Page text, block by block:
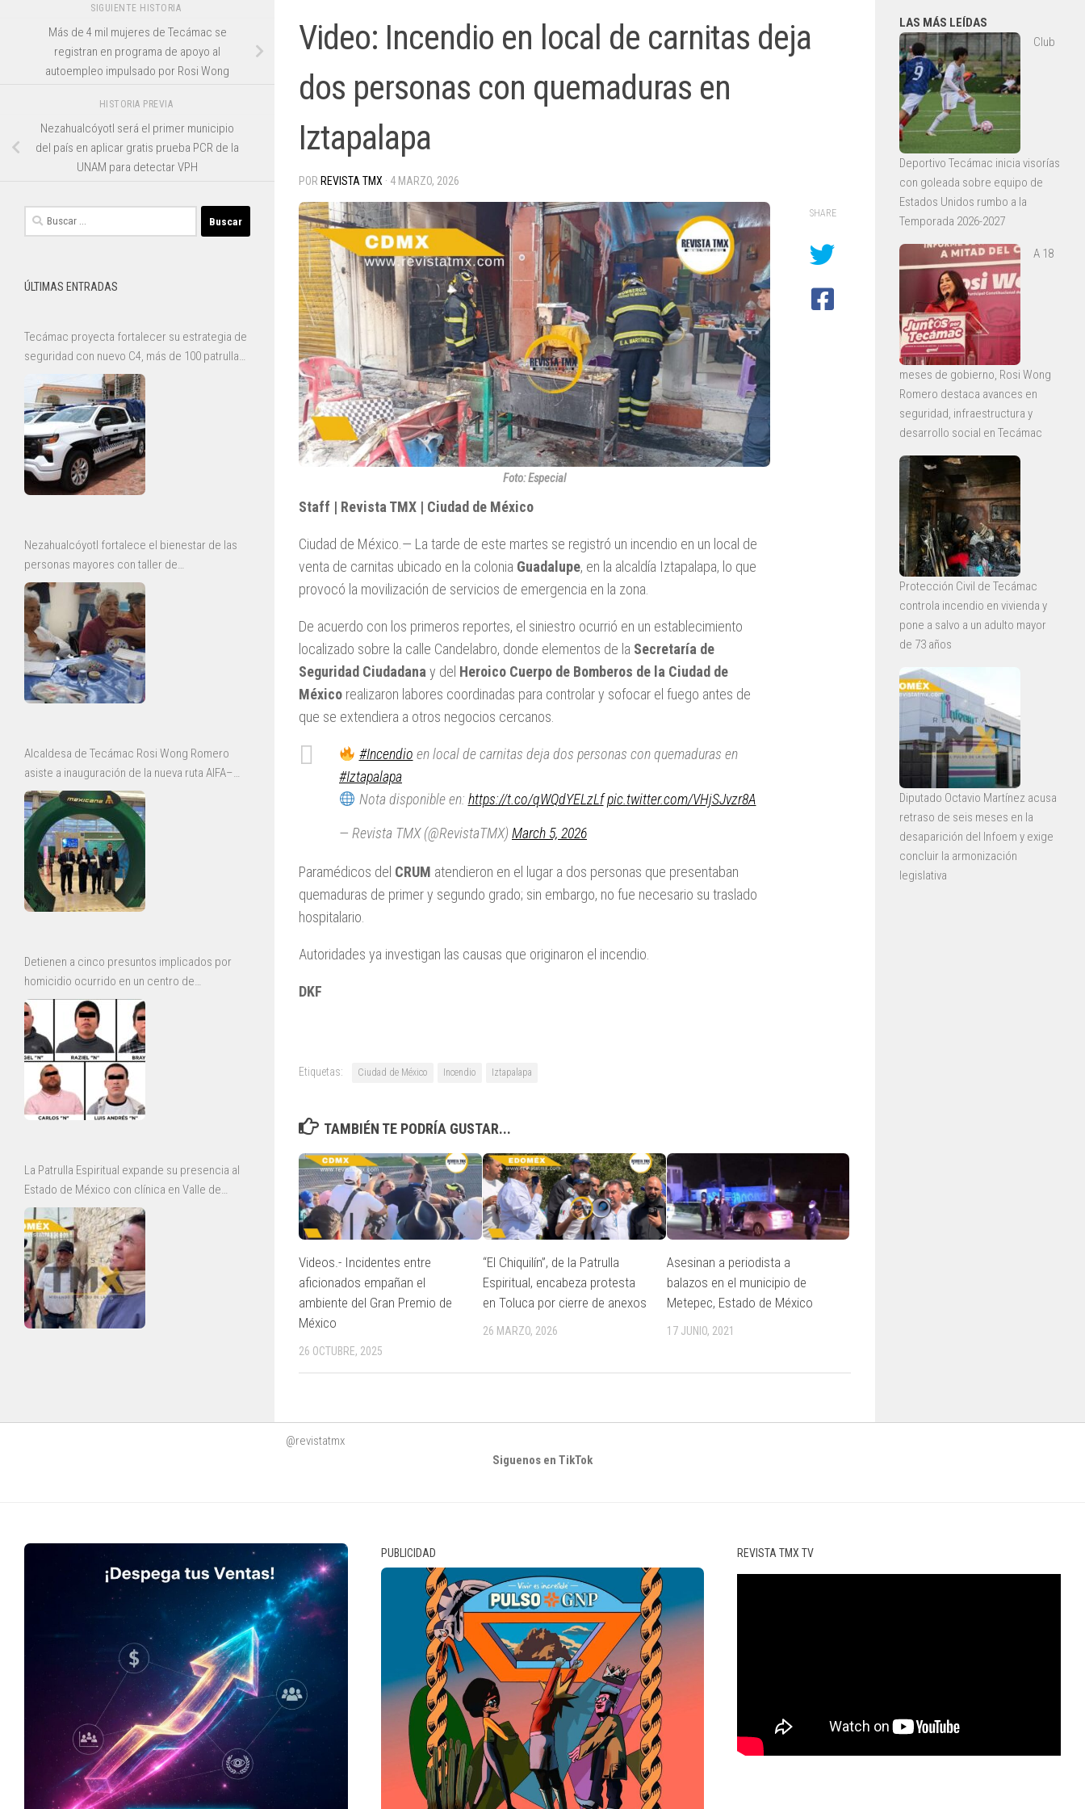
Video: Incendio en local de carnitas deja
dos personas con quemaduras en
Iztapalapa
POR REVISTA TMX · 4 MARZO, 2026
Foto: Especial
Staff | Revista TMX | Ciudad de México
Ciudad de México.— La tarde de este martes se registró un incendio en un local de
venta de carnitas ubicado en la colonia Guadalupe, en la alcaldía Iztapalapa, lo que
provocó la movilización de servicios de emergencia en la zona.
De acuerdo con los primeros reportes, el siniestro ocurrió en un establecimiento
localizado sobre la calle Candelabro, donde elementos de la Secretaría de
Seguridad Ciudadanay del Heroico Cuerpo de Bomberos de la Ciudad de
México realizaron labores coordinadas para controlar y sofocar el fuego antes de
que se extendiera a otros negocios cercanos.
#Incendio en local de carnitas deja dos personas con quemaduras en
#Iztapalapa
Nota disponible en: https://t.co/qWQdYELzLf pic.twitter.com/VHjSJvzr8A
— Revista TMX (@RevistaTMX) March 5, 2026
Paramédicos del CRUM atendieron en el lugar a dos personas que presentaban
quemaduras de primer y segundo grado; sin embargo, no fue necesario su traslado
hospitalario.
Autoridades ya investigan las causas que originaron el incendio.
DKF
SHARE
Etiquetas: Ciudad de México Incendio Iztapalapa
TAMBIÉN TE PODRÍA GUSTAR...
Videos.- Incidentes entre
aficionados empañan el
ambiente del Gran Premio de
México
26 OCTUBRE, 2025
“El Chiquilín”, de la Patrulla
Espiritual, encabeza protesta
en Toluca por cierre de anexos
26 MARZO, 2026
Asesinan a periodista a
balazos en el municipio de
Metepec, Estado de México
17 JUNIO, 2021
SIGUIENTE HISTORIA
Más de 4 mil mujeres de Tecámac se
registran en programa de apoyo al
autoempleo impulsado por Rosi Wong
HISTORIA PREVIA
Nezahualcóyotl será el primer municipio
del país en aplicar gratis prueba PCR de la
UNAM para detectar VPH
Buscar:
ÚLTIMAS ENTRADAS
Tecámac proyecta fortalecer su estrategia de
seguridad con nuevo C4, más de 100 patrullas
y mejoras para la Guardia Civil
Nezahualcóyotl fortalece el bienestar de las
personas mayores con taller de
envejecimiento saludable
Alcaldesa de Tecámac Rosi Wong Romero
asiste a inauguración de la nueva ruta AIFA–
Bajío de Mexicana
Detienen a cinco presuntos implicados por
homicidio ocurrido en un centro de
rehabilitación de Ecatepec
La Patrulla Espiritual expande su presencia al
Estado de México con clínica en Valle de
Chalco y jornadas de rescate en Ecatepec
LAS MÁS LEÍDAS
Club
Deportivo Tecámac inicia visorías
con goleada sobre equipo de
Estados Unidos rumbo a la
Temporada 2026-2027
A 18
meses de gobierno, Rosi Wong
Romero destaca avances en
seguridad, infraestructura y
desarrollo social en Tecámac
Protección Civil de Tecámac
controla incendio en vivienda y
pone a salvo a un adulto mayor
de 73 años
Diputado Octavio Martínez acusa
retraso de seis meses en la
desaparición del Infoem y exige
concluir la armonización
legislativa
@revistatmx
Siguenos en TikTok
PUBLICIDAD REVISTA TMX TV